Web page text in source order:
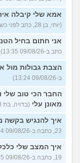
איך להסביר לה
להיפרד?
(עידן, בן
בעיות ביני לבית
לעשות? (אנונימי, בן 24)
לא משלמת בדייטים
29)
יוצאת איתו היום
(אנונימית, בת 18)
אמא שלי קיבלה
(יותי, בן 28, כתב לפני כשעה)
אני חתום בחיל
כתב ב-09/08/26 13:35)
הצבת גבולות מול
ב-09/08/26 13:24)
החבר הכי טוב שלי
מאונן עלי (בדויה, בת 23, כתבה ב-09/08/26 13:15)
איך להנגיש בקשה
23, כתבה ב-09/08/26 13:04)
איך המצב שלי
19, כתבה ב-09/08/26 12:55)